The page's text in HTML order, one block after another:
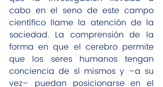
cabo en el seno de este campo
científico llame la atención de la
sociedad. La comprensión de la
forma en que el cerebro permite
que los seres humanos tengan
conciencia de sí mismos y –a su
vez– puedan posicionarse en el